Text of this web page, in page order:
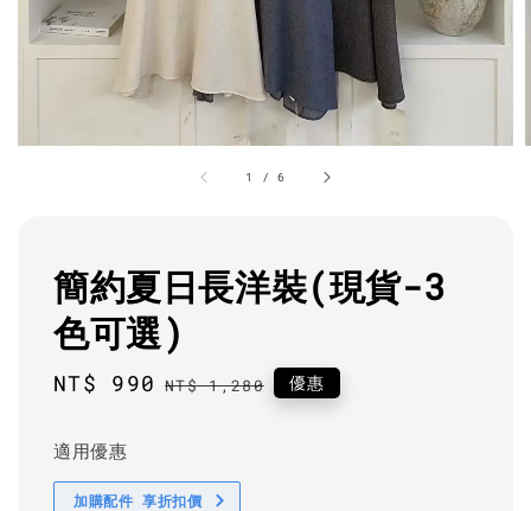
1 /6
簡約夏日長洋裝(現貨-3
色可選)
Sale
NT$ 990 Regular
NT$ 1,280 優惠
適用優惠
加購配件 享折扣價